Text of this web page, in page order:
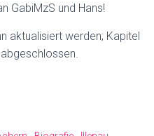
GabiMzS und Hans!
aktualisiert werden; Kapitel
abgeschlossen.